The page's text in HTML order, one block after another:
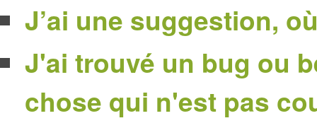
J’ai une suggestion,
J'ai trouvé un bug ou
chose qui n'est pas